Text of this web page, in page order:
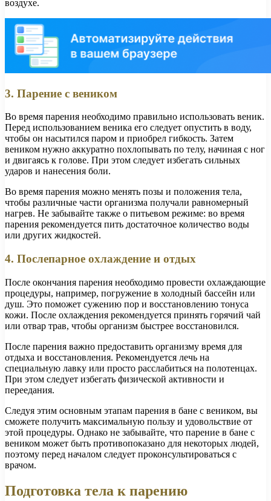
воздухе.
3. Парение с веником
Во время парения необходимо правильно использовать веник.
Перед использованием веника его следует опустить в воду,
чтобы он насытился паром и приобрел гибкость. Затем
веником нужно аккуратно похлопывать по телу, начиная с ног
и двигаясь к голове. При этом следует избегать сильных
ударов и нанесения боли.
Во время парения можно менять позы и положения тела,
чтобы различные части организма получали равномерный
нагрев. Не забывайте также о питьевом режиме: во время
парения рекомендуется пить достаточное количество воды
или других жидкостей.
4. Послепарное охлаждение и отдых
После окончания парения необходимо провести охлаждающие
процедуры, например, погружение в холодный бассейн или
душ. Это поможет сужению пор и восстановлению тонуса
кожи. После охлаждения рекомендуется принять горячий чай
или отвар трав, чтобы организм быстрее восстановился.
После парения важно предоставить организму время для
отдыха и восстановления. Рекомендуется лечь на
специальную лавку или просто расслабиться на полотенцах.
При этом следует избегать физической активности и
переедания.
Следуя этим основным этапам парения в бане с веником, вы
сможете получить максимальную пользу и удовольствие от
этой процедуры. Однако не забывайте, что парение в бане с
веником может быть противопоказано для некоторых людей,
поэтому перед началом следует проконсультироваться с
врачом.
Подготовка тела к парению